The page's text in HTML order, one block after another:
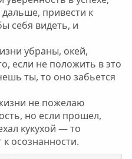
привести к
себя видеть, и
убраны, окей,
если не положить в это
ты, то оно забьется
не пожелаю
но если прошел,
кукухой — то
осознанности.